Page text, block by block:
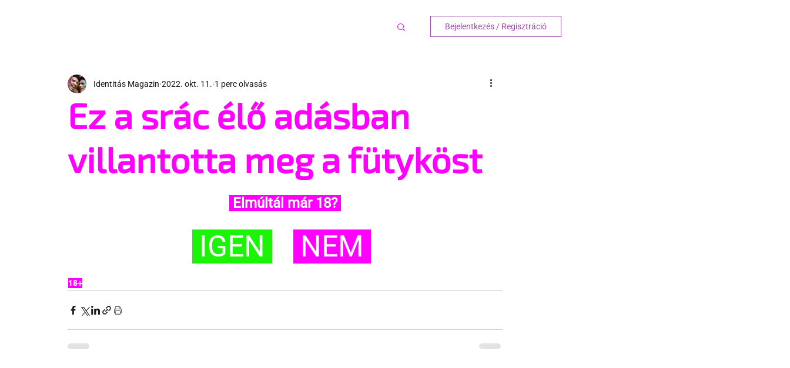
Bejelentkezés / Regisztráció
Ez a srác élő adásban
villantotta meg a fütyköst
Identitás Magazin 2022. okt. 11. 1 perc olvasás
Elmúltál már 18?
IGEN NEM
18+